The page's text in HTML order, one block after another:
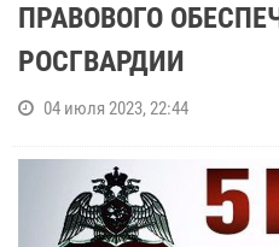
ПРАВОВОГО
РОСГВАРДИИ
04 июля 2023, 22:44